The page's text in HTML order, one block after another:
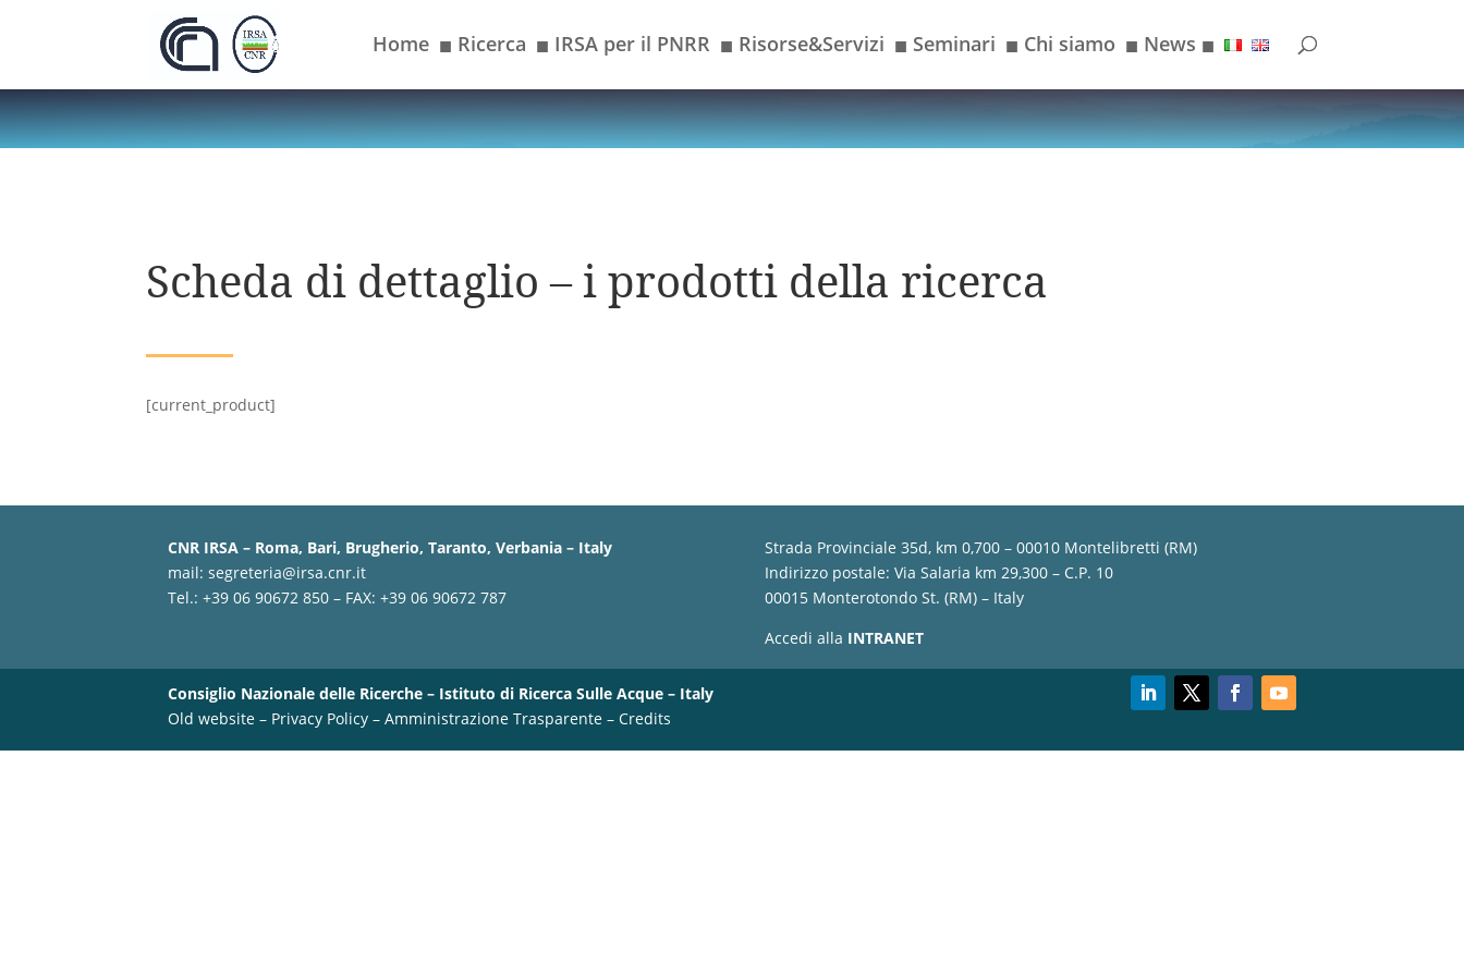
Home ■ Ricerca ■ IRSA per il PNRR ■ Risorse&Servizi ■ Seminari ■ Chi siamo ■ News ■
Scheda di dettaglio – i prodotti della ricerca
[current_product]
CNR IRSA – Roma, Bari, Brugherio, Taranto, Verbania – Italy
mail:segreteria@irsa.cnr.it
Tel.: +39 06 90672 850 – FAX: +39 06 90672 787
Strada Provinciale 35d, km 0,700 – 00010 Montelibretti (RM)
Indirizzo postale: Via Salaria km 29,300 – C.P. 10
00015 Monterotondo St. (RM) – Italy
Accedi alla INTRANET
Consiglio Nazionale delle Ricerche – Istituto di Ricerca Sulle Acque – Italy
Old website – Privacy Policy –Amministrazione Trasparente –Credits